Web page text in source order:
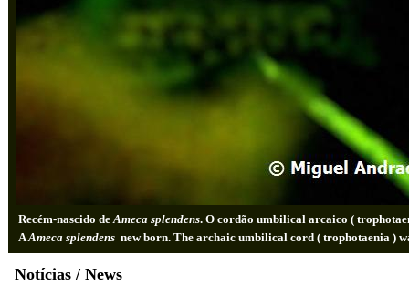
Recém-nascido deAmeca splendens. O cordão umbilical arcaico (
AAmeca splendens new born. The archaic umbilical cord ( trophotaenia )
Notícias / News